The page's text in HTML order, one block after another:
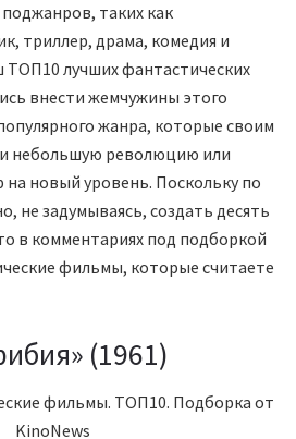
таких как
триллер, драма, комедия и
лучших фантастических
внести жемчужины этого
жанра, которые своим
небольшую революцию или
новый уровень. Поскольку по
не задумываясь, создать десять
в комментариях под подборкой
фильмы, которые считаете
(1961)